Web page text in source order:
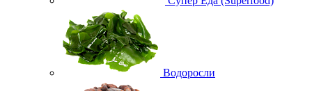
Водоросли